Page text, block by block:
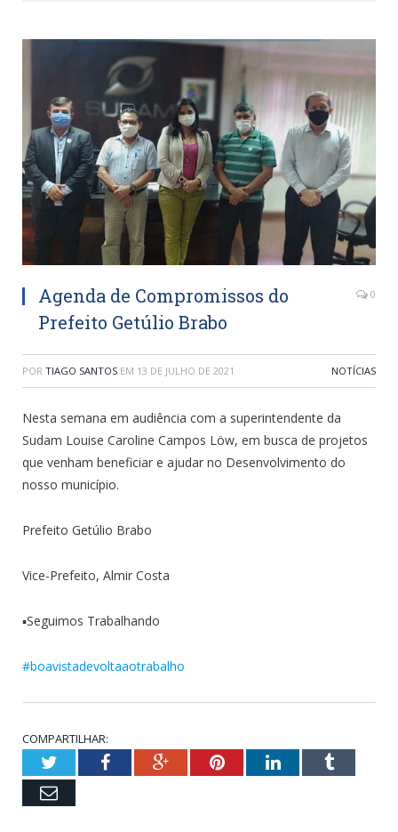
Agenda de Compromissos do
Prefeito Getúlio Brabo
0
POR TIAGO SANTOS EM 13 DE JULHO DE 2021 NOTÍCIAS
Nesta semana em audiência com a superintendente da
Sudam Louise Caroline Campos Löw, em busca de projetos
que venham beneficiar e ajudar no Desenvolvimento do
nosso município.
Prefeito Getúlio Brabo
Vice-Prefeito, Almir Costa
▪︎Seguimos Trabalhando
#boavistadevoltaaotrabalho
COMPARTILHAR:
TwitterFacebookGoogle+PinterestLinkedInTumblr
Email